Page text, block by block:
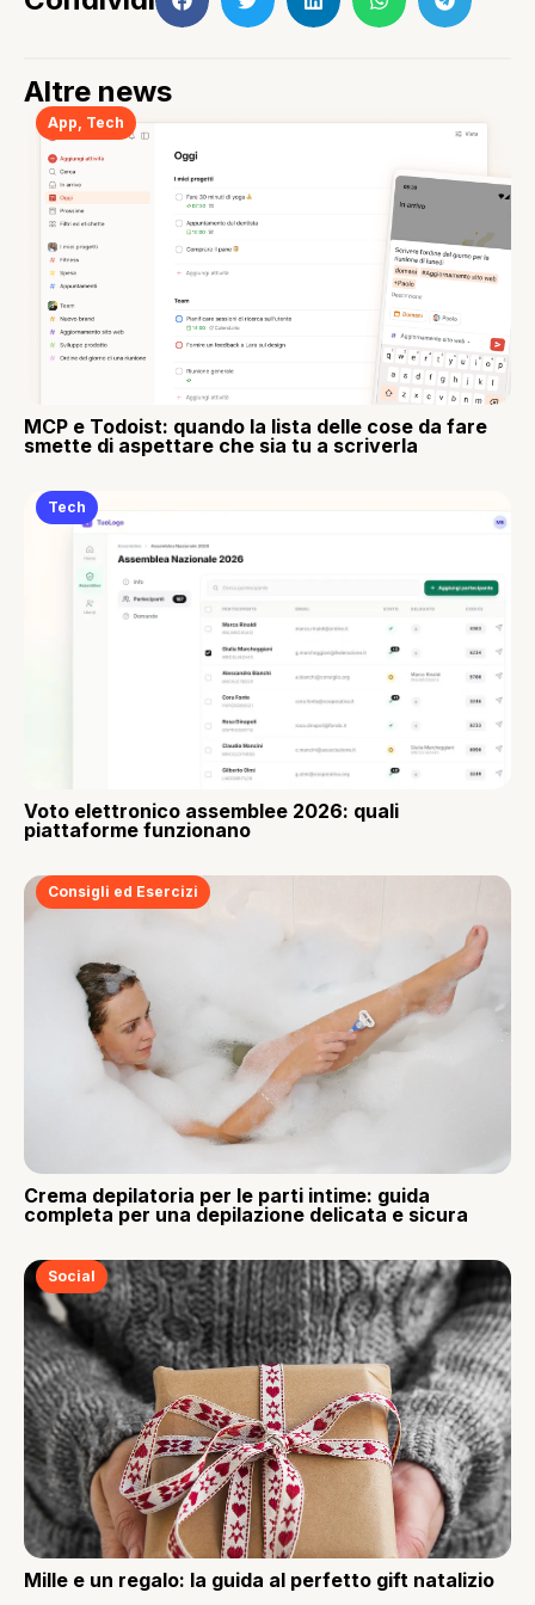
Altre news
App Tech
MCP e Todoist: quando la lista delle cose da fare
smette di aspettare che sia tu a scriverla
Tech
Voto elettronico assemblee 2026: quali
piattaforme funzionano
Consigli ed Esercizi
Crema depilatoria per le parti intime: guida
completa per una depilazione delicata e sicura
Social
Mille e un regalo: la guida al perfetto gift natalizio